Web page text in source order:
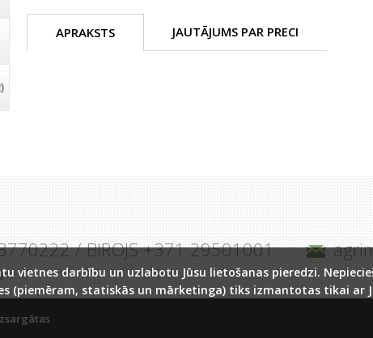
APRAKSTS JAUTĀJUMS PAR PRECI
/ BIROJS +371 29501001
vietnes darbību un uzlabotu Jūsu lietošanas pieredzi.
(piemēram, statiskās un mārketinga) tiks izmantotas tikai ar